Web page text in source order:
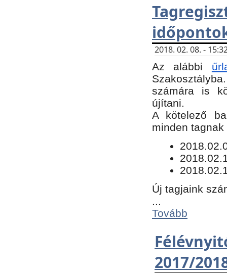
2018. 02. 08. -
Az alábbi
számára is
újítani.
​A kötelező
minden
Új tagjaink
Tovább
2017/